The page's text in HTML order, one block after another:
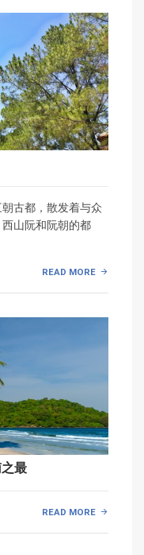
古都，散发着与众
山阮和阮朝的都
READ MORE
最
READ MORE